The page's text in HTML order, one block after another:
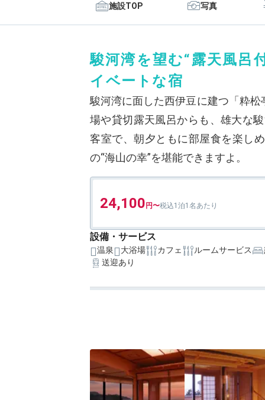
施設TOP 写真
駿河湾を望む“露天風呂
イベートな宿
駿河湾に面した西伊豆に建つ「粋
場や貸切露天風呂からも、雄大な
客室で、朝夕ともに部屋食を楽し
の“海山の幸”を堪能できますよ。
24,100 1泊1名あたり
設備・サービス
温泉 大浴場 カフェ ルームサービス
送迎あり